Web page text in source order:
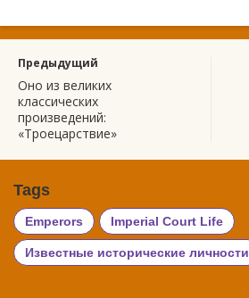
Предыдущий
Оно из великих
классических
произведений:
«Троецарствие»
Tags
Emperors Imperial Court Life
Известные исторические личности